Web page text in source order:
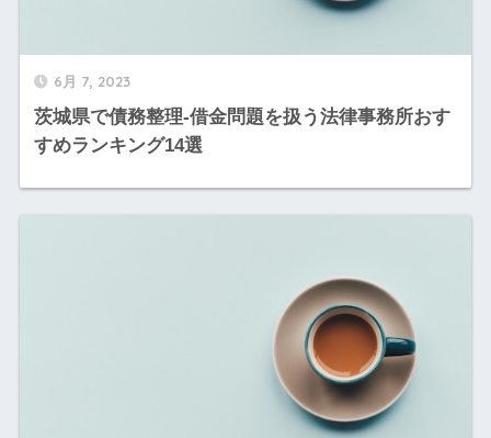
6月 7, 2023
茨城県で債務整理-借金問題を扱う法律事務所おす
すめランキング14選